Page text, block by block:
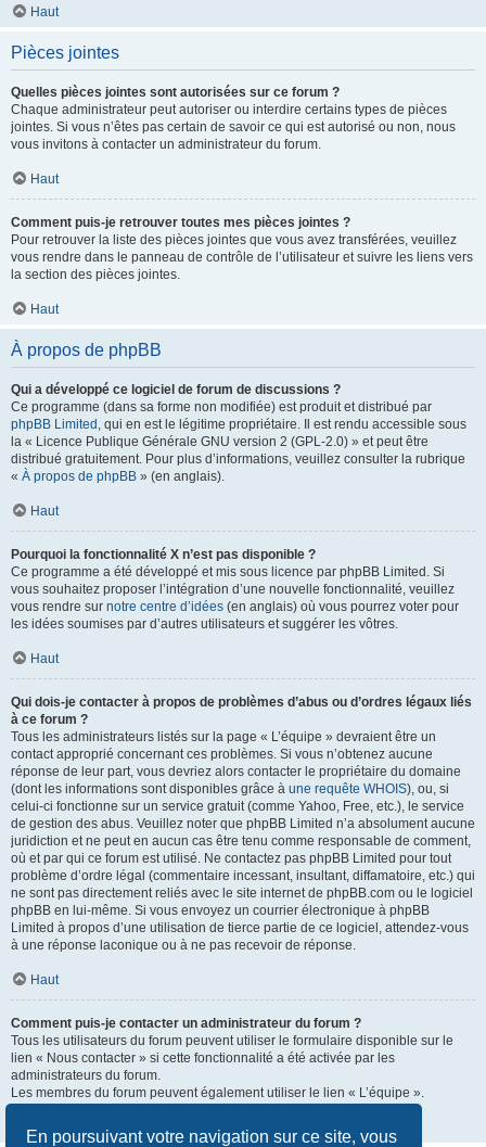
En poursuivant votre navigation sur ce site, vous
Haut
Pièces jointes
Quelles pièces jointes sont autorisées sur ce forum ?
Chaque administrateur peut autoriser ou interdire certains types de pièces
jointes. Si vous n’êtes pas certain de savoir ce qui est autorisé ou non, nous
vous invitons à contacter un administrateur du forum.
Haut
Comment puis-je retrouver toutes mes pièces jointes ?
Pour retrouver la liste des pièces jointes que vous avez transférées, veuillez
vous rendre dans le panneau de contrôle de l’utilisateur et suivre les liens vers
la section des pièces jointes.
Haut
À propos de phpBB
Qui a développé ce logiciel de forum de discussions ?
Ce programme (dans sa forme non modifiée) est produit et distribué par
phpBB Limited , qui en est le légitime propriétaire. Il est rendu accessible sous
la « Licence Publique Générale GNU version 2 (GPL-2.0) » et peut être
distribué gratuitement. Pour plus d’informations, veuillez consulter la rubrique
« À propos de phpBB » (en anglais).
Haut
Pourquoi la fonctionnalité X n’est pas disponible ?
Ce programme a été développé et mis sous licence par phpBB Limited. Si
vous souhaitez proposer l’intégration d’une nouvelle fonctionnalité, veuillez
vous rendre sur notre centre d’idées (en anglais) où vous pourrez voter pour
les idées soumises par d’autres utilisateurs et suggérer les vôtres.
Haut
Qui dois-je contacter à propos de problèmes d’abus ou d’ordres légaux liés
à ce forum ?
Tous les administrateurs listés sur la page « L’équipe » devraient être un
contact approprié concernant ces problèmes. Si vous n’obtenez aucune
réponse de leur part, vous devriez alors contacter le propriétaire du domaine
(dont les informations sont disponibles grâce à une requête WHOIS), ou, si
celui-ci fonctionne sur un service gratuit (comme Yahoo, Free, etc.), le service
de gestion des abus. Veuillez noter que phpBB Limited n’a absolument aucune
juridiction et ne peut en aucun cas être tenu comme responsable de comment,
où et par qui ce forum est utilisé. Ne contactez pas phpBB Limited pour tout
problème d’ordre légal (commentaire incessant, insultant, diffamatoire, etc.) qui
ne sont pas directement reliés avec le site internet de phpBB.com ou le logiciel
phpBB en lui-même. Si vous envoyez un courrier électronique à phpBB
Limited à propos d’une utilisation de tierce partie de ce logiciel, attendez-vous
à une réponse laconique ou à ne pas recevoir de réponse.
Haut
Comment puis-je contacter un administrateur du forum ?
Tous les utilisateurs du forum peuvent utiliser le formulaire disponible sur le
lien « Nous contacter » si cette fonctionnalité a été activée par les
administrateurs du forum.
Les membres du forum peuvent également utiliser le lien « L’équipe ».
Haut